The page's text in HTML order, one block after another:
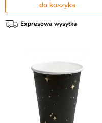
do koszyka
Expresowa wysyłka